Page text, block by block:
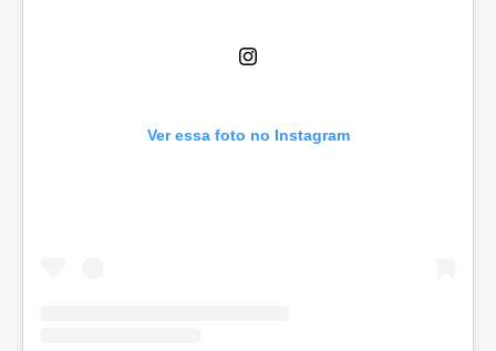
Ver essa foto no Instagram